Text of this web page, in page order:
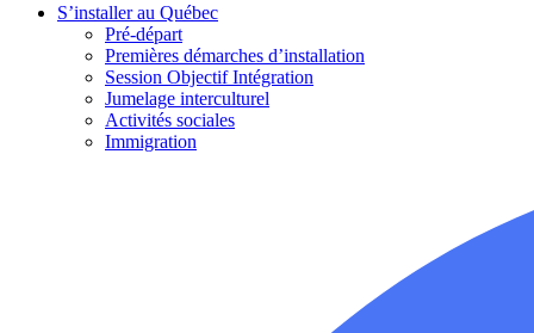
S’installer au Québec
Pré-départ
Premières démarches d’installation
Session Objectif Intégration
Jumelage interculturel
Activités sociales
Immigration